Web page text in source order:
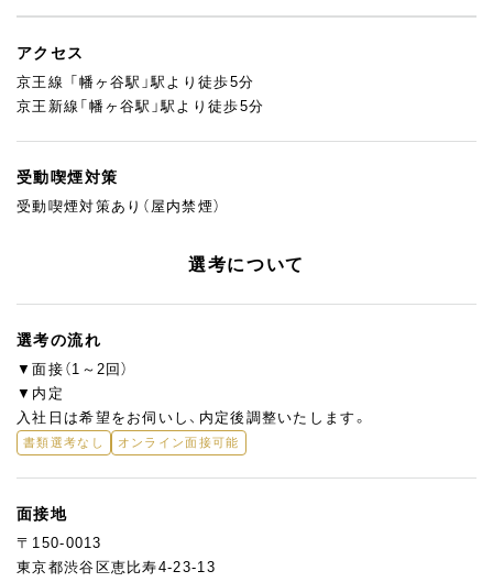
アクセス
京王線 「幡ヶ谷駅」駅より徒歩5分
京王新線「幡ヶ谷駅」駅より徒歩5分
受動喫煙対策
受動喫煙対策あり（屋内禁煙）
選考について
選考の流れ
▼面接（1～2回）
▼内定
入社日は希望をお伺いし、内定後調整いたします。
書類選考なし オンライン面接可能
面接地
〒150-0013
東京都渋谷区恵比寿4-23-13